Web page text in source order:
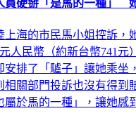
員硬掰「是馬的一種」
上海的市民馬小姐控訴，
人民幣（約新台幣741元
安排了「驢子」讓她乘坐
相關部門投訴也沒有得到
屬於馬的一種」，讓她感